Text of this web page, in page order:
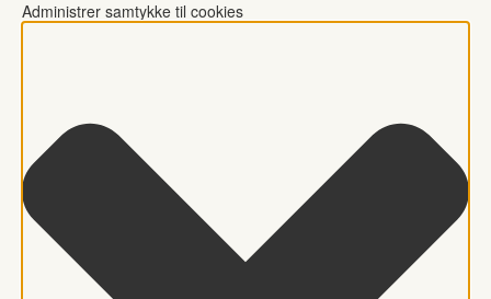
Administrer samtykke til cookies